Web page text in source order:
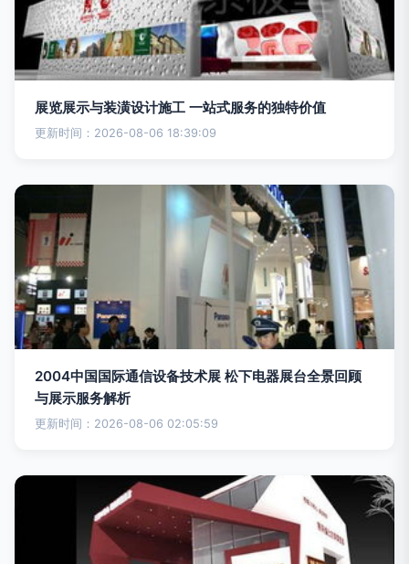
展览展示与装潢设计施工 一站式服务的独特价值
更新时间：2026-08-06 18:39:09
2004中国国际通信设备技术展 松下电器展台全景回顾
与展示服务解析
更新时间：2026-08-06 02:05:59